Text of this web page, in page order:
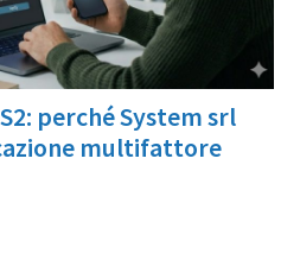
perché System srl
multifattore